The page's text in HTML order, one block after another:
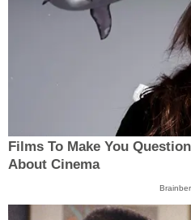
Films To Make You
About Cinema